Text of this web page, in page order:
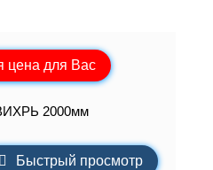
цена для Вас
2000мм
Быстрый просмотр